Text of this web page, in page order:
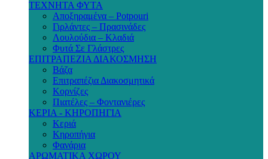
ΤΕΧΝΗΤΑ ΦΥΤΑ
Αποξηραμένα – Potpouri
Γιρλάντες – Πρασινάδες
Λουλούδια – Κλαδιά
Φυτά Σε Γλάστρες
ΕΠΙΤΡΑΠΕΖΙΑ ΔΙΑΚΟΣΜΗΣΗ
Βάζα
Επιτραπέζια Διακοσμητικά
Κορνίζες
Πιατέλες – Φοντανιέρες
ΚΕΡΙΑ - ΚΗΡΟΠΗΓΙΑ
Κεριά
Κηροπήγια
Φανάρια
ΑΡΩΜΑΤΙΚΑ ΧΩΡΟΥ